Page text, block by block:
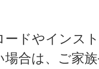
ドやインス
合は、ご家